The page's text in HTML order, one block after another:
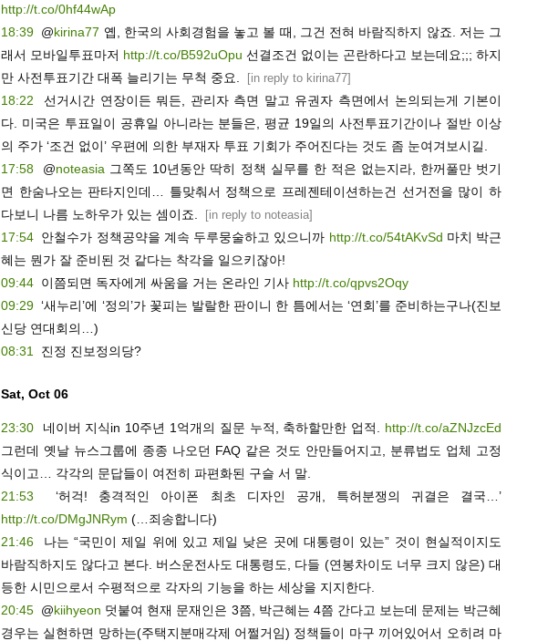
http://t.co/0hf44wAp
18:39 @kirina77 옙, 한국의 사회경험을 놓고 볼 때, 그건 전혀 바람직하지 않죠. 저는 그
래서 모바일투표마저 http://t.co/B592uOpu 선결조건 없이는 곤란하다고 보는데요;;; 하지
만 사전투표기간 대폭 늘리기는 무척 중요.
[in reply to kirina77]
18:22
선거시간 연장이든 뭐든, 관리자 측면 말고 유권자 측면에서 논의되는게 기본이
다. 미국은 투표일이 공휴일 아니라는 분들은, 평균 19일의 사전투표기간이나 절반 이상
의 주가 ‘조건 없이’ 우편에 의한 부재자 투표 기회가 주어진다는 것도 좀 눈여겨보시길.
17:58
@noteasia 그쪽도 10년동안 딱히 정책 실무를 한 적은 없는지라, 한꺼풀만 벗기
면 한숨나오는 판타지인데… 틀맞춰서 정책으로 프레젠테이션하는건 선거전을 많이 하
다보니 나름 노하우가 있는 셈이죠.
[in reply to noteasia]
17:54 안철수가 정책공약을 계속 두루뭉술하고 있으니까 http://t.co/54tAKvSd 마치 박근
혜는 뭔가 잘 준비된 것 같다는 착각을 일으키잖아!
09:44 이쯤되면 독자에게 싸움을 거는 온라인 기사 http://t.co/qpvs2Oqy
09:29 ‘새누리’에 ‘정의’가 꽃피는 발랄한 판이니 한 틈에서는 ‘연회’를 준비하는구나(진보
신당 연대회의…)
08:31
진정 진보정의당?
Sat, Oct 06
23:30 네이버 지식in 10주년 1억개의 질문 누적, 축하할만한 업적. http://t.co/aZNJzcEd
그런데 옛날 뉴스그룹에 종종 나오던 FAQ 같은 것도 안만들어지고, 분류법도 업체 고정
식이고… 각각의 문답들이 여전히 파편화된 구슬 서 말.
21:53
‘허걱! 충격적인 아이폰 최초 디자인 공개, 특허분쟁의 귀결은 결국…’
http://t.co/DMgJNRym (…죄송합니다)
21:46
나는 “국민이 제일 위에 있고 제일 낮은 곳에 대통령이 있는” 것이 현실적이지도
바람직하지도 않다고 본다. 버스운전사도 대통령도, 다들 (연봉차이도 너무 크지 않은) 대
등한 시민으로서 수평적으로 각자의 기능을 하는 세상을 지지한다.
20:45 @kiihyeon 덧붙여 현재 문재인은 3쯤, 박근혜는 4쯤 간다고 보는데 문제는 박근혜
경우는 실현하면 망하는(주택지분매각제 어쩔거임) 정책들이 마구 끼어있어서 오히려 마